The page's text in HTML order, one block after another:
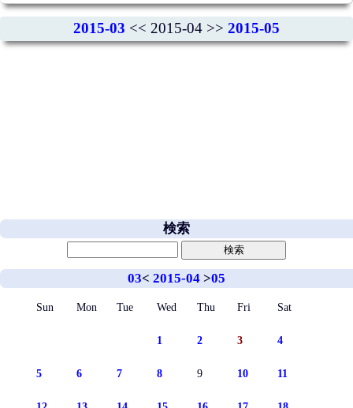
2015-03 << 2015-04 >> 2015-05
検索
03< 2015-04 >05
Sun Mon Tue Wed Thu Fri Sat
1 2 3 4
5 6 7 8 9 10 11